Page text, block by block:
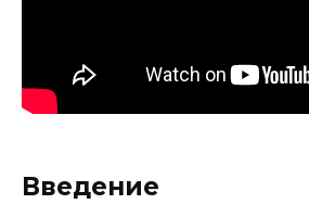
Введение